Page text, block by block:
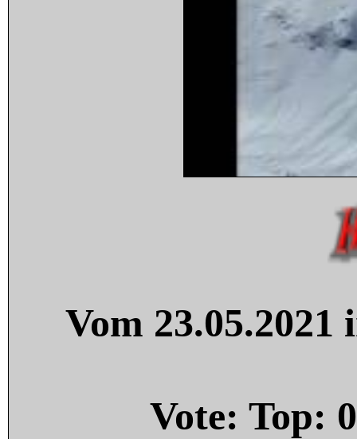
Vom
Vote: Top: 0